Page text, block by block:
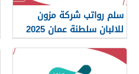
سلم رواتب شركة مزون
للالبان سلطنة عمان 2025